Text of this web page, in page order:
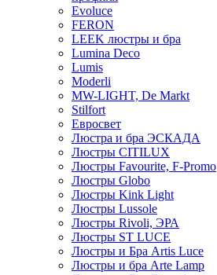
Evoluce
FERON
LEEK люстры и бра
Lumina Deco
Lumis
Moderli
MW-LIGHT, De Markt
Stilfort
Евросвет
Люстра и бра ЭСКАДА
Люстры CITILUX
Люстры Favourite, F-Promo
Люстры Globo
Люстры Kink Light
Люстры Lussole
Люстры Rivoli, ЭРА
Люстры ST LUCE
Люстры и Бра Artis Luce
Люстры и бра Arte Lamp